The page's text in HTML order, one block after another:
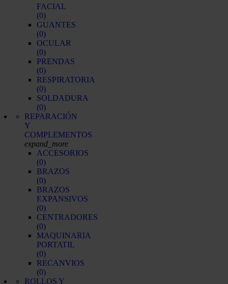
FACIAL
(0)
GUANTES
(0)
OCULAR
(0)
PRENDAS
(0)
RESPIRATORIA
(0)
SOLDADURA
(0)
REPARACIÓN
Y
COMPLEMENTOS
expand_more
ACCESORIOS
(0)
BRAZOS
(0)
BRAZOS
EXPANSIVOS
(0)
CENTRADORES
(0)
MAQUINARIA
PORTATIL
(0)
RECANVIOS
(0)
ROLLOS Y